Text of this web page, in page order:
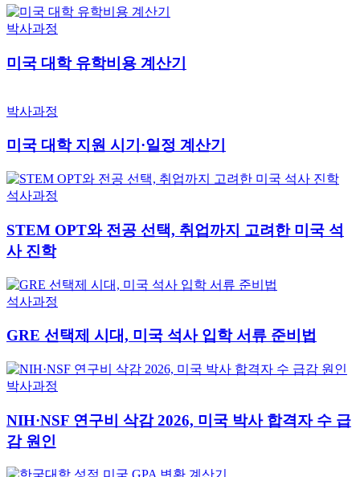
박사과정
미국 대학 유학비용 계산기
박사과정
미국 대학 지원 시기·일정 계산기
석사과정
STEM OPT와 전공 선택, 취업까지 고려한 미국 석
사 진학
석사과정
GRE 선택제 시대, 미국 석사 입학 서류 준비법
박사과정
NIH·NSF 연구비 삭감 2026, 미국 박사 합격자 수 급
감 원인